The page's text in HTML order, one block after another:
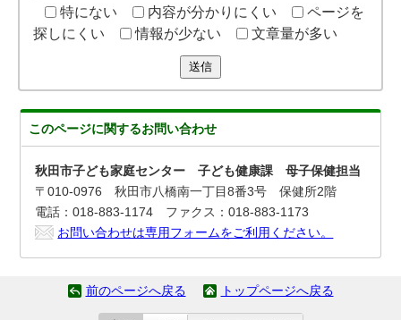
特にない
内容が分かりにくい
ページを
探しにくい
情報が少ない 文章量が多い
送信
このページに関するお問い合わせ
秋田市子ども家庭センター 子ども健康課 母子保健担当
〒010-0976 秋田市八橋南一丁目8番3号 保健所2階
電話：018-883-1174 ファクス：018-883-1173
お問い合わせは専用フォームをご利用ください。
前のページへ戻る トップページへ戻る